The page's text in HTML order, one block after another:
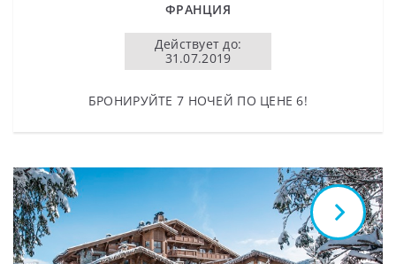
ФРАНЦИЯ
Действует до:
31.07.2019
БРОНИРУЙТЕ 7 НОЧЕЙ ПО ЦЕНЕ 6!